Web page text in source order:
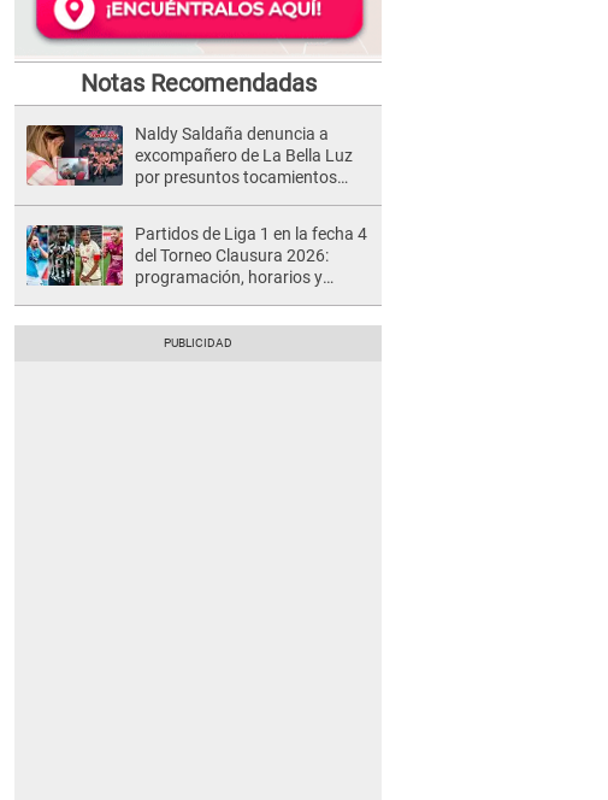
Notas Recomendadas
Naldy Saldaña denuncia a
excompañero de La Bella Luz
por presuntos tocamientos
Partidos de Liga 1 en la fecha 4
del Torneo Clausura 2026:
programación, horarios y